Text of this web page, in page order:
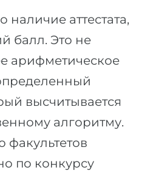
наличие аттестата,
балл. Это не
арифметическое
высчитывается
алгоритму.
факультетов
по конкурсу